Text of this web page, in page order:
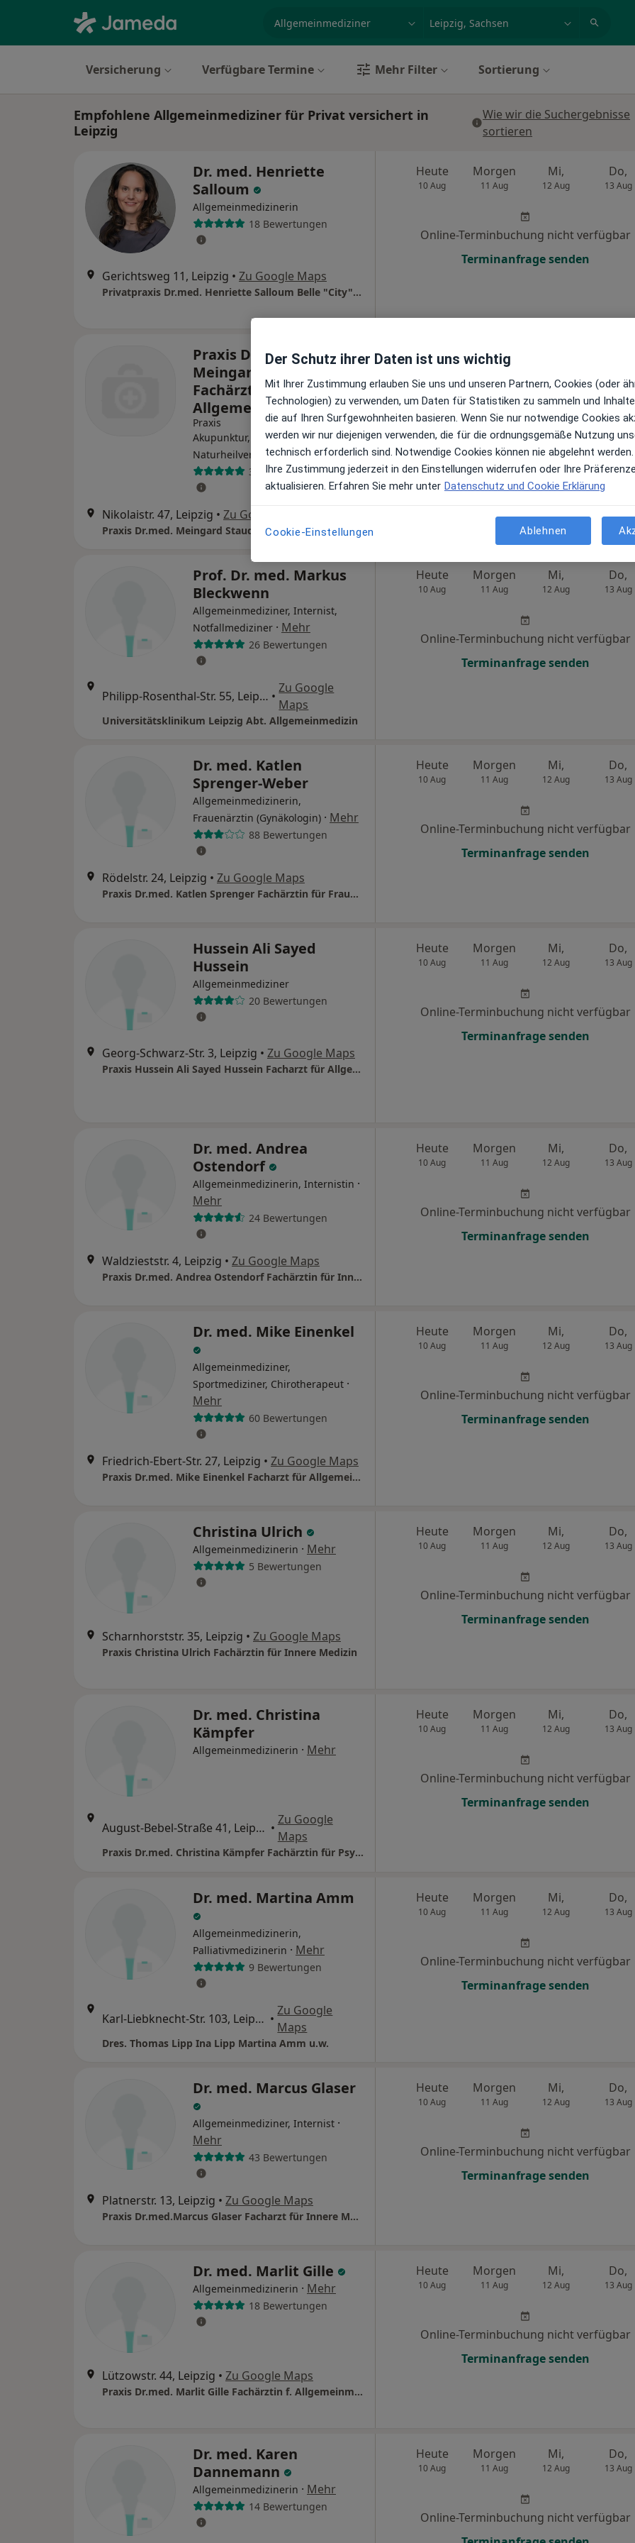
Versicherung Verfügbare Termine Mehr Filter Sortierung
Empfohlene Allgemeinmediziner für Privat versichert in
Leipzig
Wie wir die Suchergebnisse
sortieren
Dr. med. Henriette
Salloum
Allgemeinmedizinerin
18 Bewertungen
Gerichtsweg 11, Leipzig • Zu Google Maps
Privatpraxis Dr.med. Henriette Salloum Belle "City" Salon
Heute
10 Aug
Morgen
11 Aug
Mi,
12 Aug
Do,
13 Aug
Online-Terminbuchung nicht verfügbar
Terminanfrage senden
Praxis Dr.med.
Meingard Staude
Fachärztin f.
Allgemeinmedizin
Praxis
Akupunktur, Allgemeinmedizin,
Naturheilverfahren
39 Bewertungen
Nikolaistr. 47, Leipzig • Zu Google Maps
Praxis Dr.med. Meingard Staude Fachärztin f. Allgemeinmedizin
Heute Morgen
11 Aug
Online-Terminbuchung nicht verfügbar
Profil anzeigen
Prof. Dr. med. Markus
Bleckwenn
Allgemeinmediziner, Internist,
Notfallmediziner · Mehr
26 Bewertungen
Philipp-Rosenthal-Str. 55, Leipzig •
Zu Google
Maps
Universitätsklinikum Leipzig Abt. Allgemeinmedizin
Heute
10 Aug
Morgen
11 Aug
Mi,
12 Aug
Do,
13 Aug
Online-Terminbuchung nicht verfügbar
Terminanfrage senden
Dr. med. Katlen
Sprenger-Weber
Allgemeinmedizinerin,
Frauenärztin (Gynäkologin) · Mehr
88 Bewertungen
Rödelstr. 24, Leipzig • Zu Google Maps
Praxis Dr.med. Katlen Sprenger Fachärztin für Frauenheilkunde und Geburtshilfe
Heute
10 Aug
Morgen
11 Aug
Mi,
12 Aug
Do,
13 Aug
Online-Terminbuchung nicht verfügbar
Terminanfrage senden
Hussein Ali Sayed
Hussein
Allgemeinmediziner
20 Bewertungen
Georg-Schwarz-Str. 3, Leipzig • Zu Google Maps
Praxis Hussein Ali Sayed Hussein Facharzt für Allgemeinmedizin
Heute
10 Aug
Morgen
11 Aug
Mi,
12 Aug
Do,
13 Aug
Online-Terminbuchung nicht verfügbar
Terminanfrage senden
Dr. med. Andrea
Ostendorf
Allgemeinmedizinerin, Internistin ·
Mehr
24 Bewertungen
Waldzieststr. 4, Leipzig • Zu Google Maps
Praxis Dr.med. Andrea Ostendorf Fachärztin für Innere Medizin
Heute
10 Aug
Morgen
11 Aug
Mi,
12 Aug
Do,
13 Aug
Online-Terminbuchung nicht verfügbar
Terminanfrage senden
Dr. med. Mike Einenkel
Allgemeinmediziner,
Sportmediziner, Chirotherapeut ·
Mehr
60 Bewertungen
Friedrich-Ebert-Str. 27, Leipzig • Zu Google Maps
Praxis Dr.med. Mike Einenkel Facharzt für Allgemeinmedizin
Heute
10 Aug
Morgen
11 Aug
Mi,
12 Aug
Do,
13 Aug
Online-Terminbuchung nicht verfügbar
Terminanfrage senden
Christina Ulrich
Allgemeinmedizinerin · Mehr
5 Bewertungen
Scharnhorststr. 35, Leipzig • Zu Google Maps
Praxis Christina Ulrich Fachärztin für Innere Medizin
Heute
10 Aug
Morgen
11 Aug
Mi,
12 Aug
Do,
13 Aug
Online-Terminbuchung nicht verfügbar
Terminanfrage senden
Dr. med. Christina
Kämpfer
Allgemeinmedizinerin · Mehr
August-Bebel-Straße 41, Leipzig •
Zu Google
Maps
Praxis Dr.med. Christina Kämpfer Fachärztin für Psychotherapie
Heute
10 Aug
Morgen
11 Aug
Mi,
12 Aug
Do,
13 Aug
Online-Terminbuchung nicht verfügbar
Terminanfrage senden
Dr. med. Martina Amm
Allgemeinmedizinerin,
Palliativmedizinerin · Mehr
9 Bewertungen
Karl-Liebknecht-Str. 103, Leipzig •
Zu Google
Maps
Dres. Thomas Lipp Ina Lipp Martina Amm u.w.
Heute
10 Aug
Morgen
11 Aug
Mi,
12 Aug
Do,
13 Aug
Online-Terminbuchung nicht verfügbar
Terminanfrage senden
Dr. med. Marcus Glaser
Allgemeinmediziner, Internist ·
Mehr
43 Bewertungen
Platnerstr. 13, Leipzig • Zu Google Maps
Praxis Dr.med.Marcus Glaser Facharzt für Innere Medizin
Heute
10 Aug
Morgen
11 Aug
Mi,
12 Aug
Do,
13 Aug
Online-Terminbuchung nicht verfügbar
Terminanfrage senden
Dr. med. Marlit Gille
Allgemeinmedizinerin · Mehr
18 Bewertungen
Lützowstr. 44, Leipzig • Zu Google Maps
Praxis Dr.med. Marlit Gille Fachärztin f. Allgemeinmedizin
Heute
10 Aug
Morgen
11 Aug
Mi,
12 Aug
Do,
13 Aug
Online-Terminbuchung nicht verfügbar
Terminanfrage senden
Dr. med. Karen
Dannemann
Allgemeinmedizinerin · Mehr
14 Bewertungen
Heute
10 Aug
Morgen
11 Aug
Mi,
12 Aug
Do,
13 Aug
Online-Terminbuchung nicht verfügbar
Der Schutz ihrer Daten ist uns wichtig
Mit Ihrer Zustimmung erlauben Sie uns und unseren Partnern, Cookies (oder
Technologien) zu verwenden, um Daten für Statistiken zu sammeln und
die auf Ihren Surfgewohnheiten basieren. Wenn Sie nur notwendige Cookies
werden wir nur diejenigen verwenden, die für die ordnungsgemäße Nutzung
technisch erforderlich sind. Notwendige Cookies können nie abgelehnt werden.
Ihre Zustimmung jederzeit in den Einstellungen widerrufen oder Ihre
aktualisieren. Erfahren Sie mehr unter Datenschutz und Cookie Erklärung
Cookie-Einstellungen Ablehnen